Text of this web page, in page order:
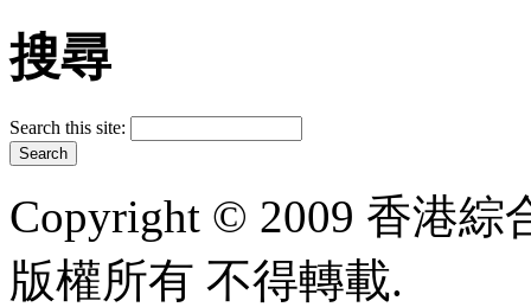
搜尋
Search this site:
Copyright © 2009 香港綜
版權所有 不得轉載.